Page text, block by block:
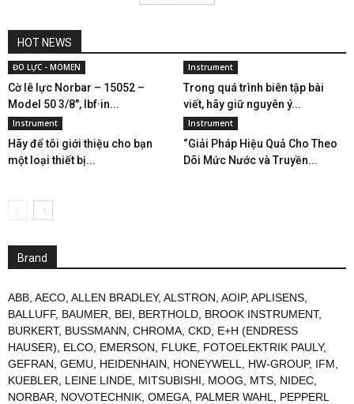
HOT NEWS
ĐO LỰC - MOMEN
Cờ lê lực Norbar – 15052 –
Model 50 3/8″, lbf·in...
Instrument
Trong quá trình biên tập bài
viết, hãy giữ nguyên ý...
Instrument
Hãy để tôi giới thiệu cho bạn
một loại thiết bị...
Instrument
“Giải Pháp Hiệu Quả Cho Theo
Dõi Mức Nước và Truyền...
Brand
ABB AECO ALLEN BRADLEY, ALSTRON AOIP, APLISENS
BALLUFF, BAUMER BEI BERTHOLD BROOK INSTRUMENT,
BURKERT, BUSSMANN CHROMA CKD E+H (ENDRESS
HAUSER)
ELCO EMERSON FLUKE FOTOELEKTRIK PAULY,
GEFRAN GEMU HEIDENHAIN HONEYWELL HW-GROUP, IFM
KUEBLER
LEINE LINDE MITSUBISHI MOOG MTS NIDEC
NORBAR
NOVOTECHNIK OMEGA PALMER WAHL
PEPPERL